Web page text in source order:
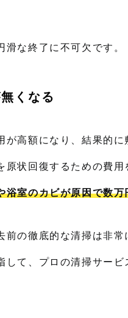
な終了に不可欠です。
くなる
高額になり、結果的に
状回復するための費
浴室のカビが原因で数
の徹底的な清掃は非常
て、プロの清掃サービ